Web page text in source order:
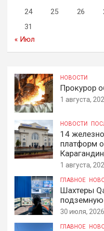
24
25 26
31
« Июл
НОВОСТИ
Прокурор
1 августа,
НОВОСТИ
14
платформ
1 августа,
ГЛАВНОЕ
Шахтеры
подземную
30 июля, 2026
ГЛАВНОЕ